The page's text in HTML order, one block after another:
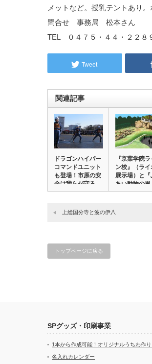
メットなど。授乳テントあり
問合せ 事務局 松本さん
TEL ０４７５・４４・２２８
Tweet
関連記事
ドラゴンハイパー
コマンドユニット
も登場！市原の安
全は我らが守る
『京葉学院
ン校』（ライ
展示場）と『
あい動物の里
オ…
上総国分寺と波の伊八
トップページに戻る
SPグッズ・印刷事業
1本から作成可能！オリジナルうちわ作
名入れカレンダー